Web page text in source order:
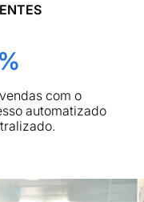
com o
automatizado